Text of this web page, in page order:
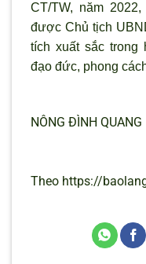
CT/TW, năm
được Chủ tịch
tích xuất sắc trong
đạo đức, phong
NÔNG ĐÌNH QUANG
Theo https://